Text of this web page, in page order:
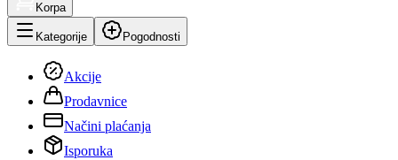
Korpa
Kategorije Pogodnosti
Akcije
Prodavnice
Načini plaćanja
Isporuka